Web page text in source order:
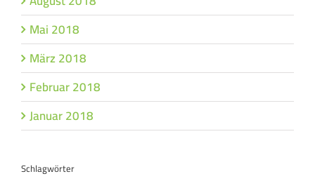
Mai 2018
März 2018
Februar 2018
Januar 2018
Schlagwörter